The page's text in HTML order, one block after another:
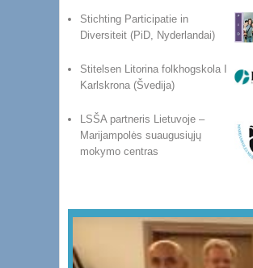
Stichting Participatie in
Diversiteit (PiD, Nyderlandai)
Stitelsen Litorina folkhogskola I
Karlskrona (Švedija)
LSŠA partneris Lietuvoje –
Marijampolės suaugusiųjų
mokymo centras